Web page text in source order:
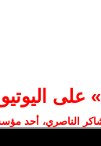
على
الناصري، أحد